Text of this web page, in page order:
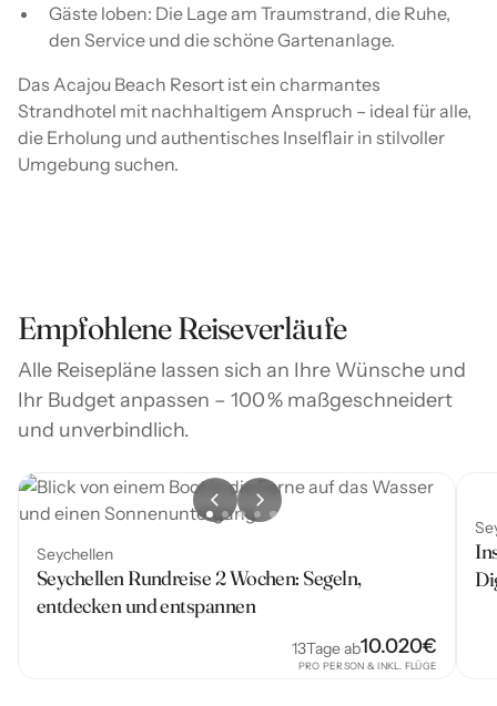
Gäste loben: Die Lage am Traumstrand, die Ruhe,
den Service und die schöne Gartenanlage.
Das Acajou Beach Resort ist ein charmantes
Strandhotel mit nachhaltigem Anspruch – ideal für alle,
die Erholung und authentisches Inselflair in stilvoller
Umgebung suchen.
Empfohlene Reiseverläufe
Alle Reisepläne lassen sich an Ihre Wünsche und
Ihr Budget anpassen – 100 % maßgeschneidert
und unverbindlich.
Seychellen
Seychellen Rundreise 2 Wochen: Segeln,
entdecken und entspannen
13Tage ab10.020€
PRO PERSON & INKL. FLÜGE